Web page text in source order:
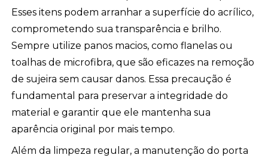
Esses itens podem arranhar a superfície do acrílico,
comprometendo sua transparência e brilho.
Sempre utilize panos macios, como flanelas ou
toalhas de microfibra, que são eficazes na remoção
de sujeira sem causar danos. Essa precaução é
fundamental para preservar a integridade do
material e garantir que ele mantenha sua
aparência original por mais tempo.
Além da limpeza regular, a manutenção do porta